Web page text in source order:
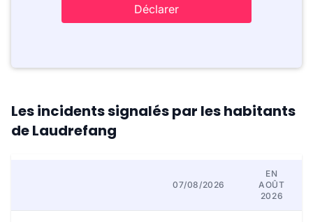
Déclarer
Les incidents signalés par les habitants
de Laudrefang
07/08/2026
EN
AOÛT
2026